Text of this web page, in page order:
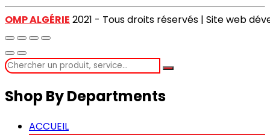
OMP ALGÉRIE 2021 - Tous droits réservés | Site web
Shop By Departments
ACCUEIL